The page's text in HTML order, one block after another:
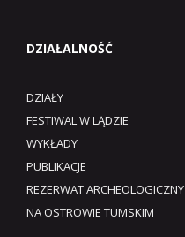
DZIAŁALNOŚĆ
DZIAŁY
FESTIWAL W LĄDZIE
WYKŁADY
PUBLIKACJE
REZERWAT ARCHEOLOGICZNY
NA OSTROWIE TUMSKIM